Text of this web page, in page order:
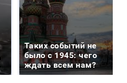
Таких событий не
было с 1945: чего
ждать всем нам?